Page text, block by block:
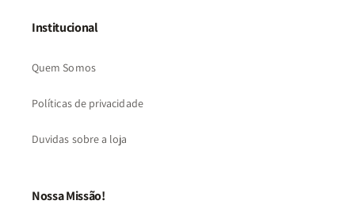
Institucional
Quem Somos
Políticas de privacidade
Duvidas sobre a loja
Nossa Missão!